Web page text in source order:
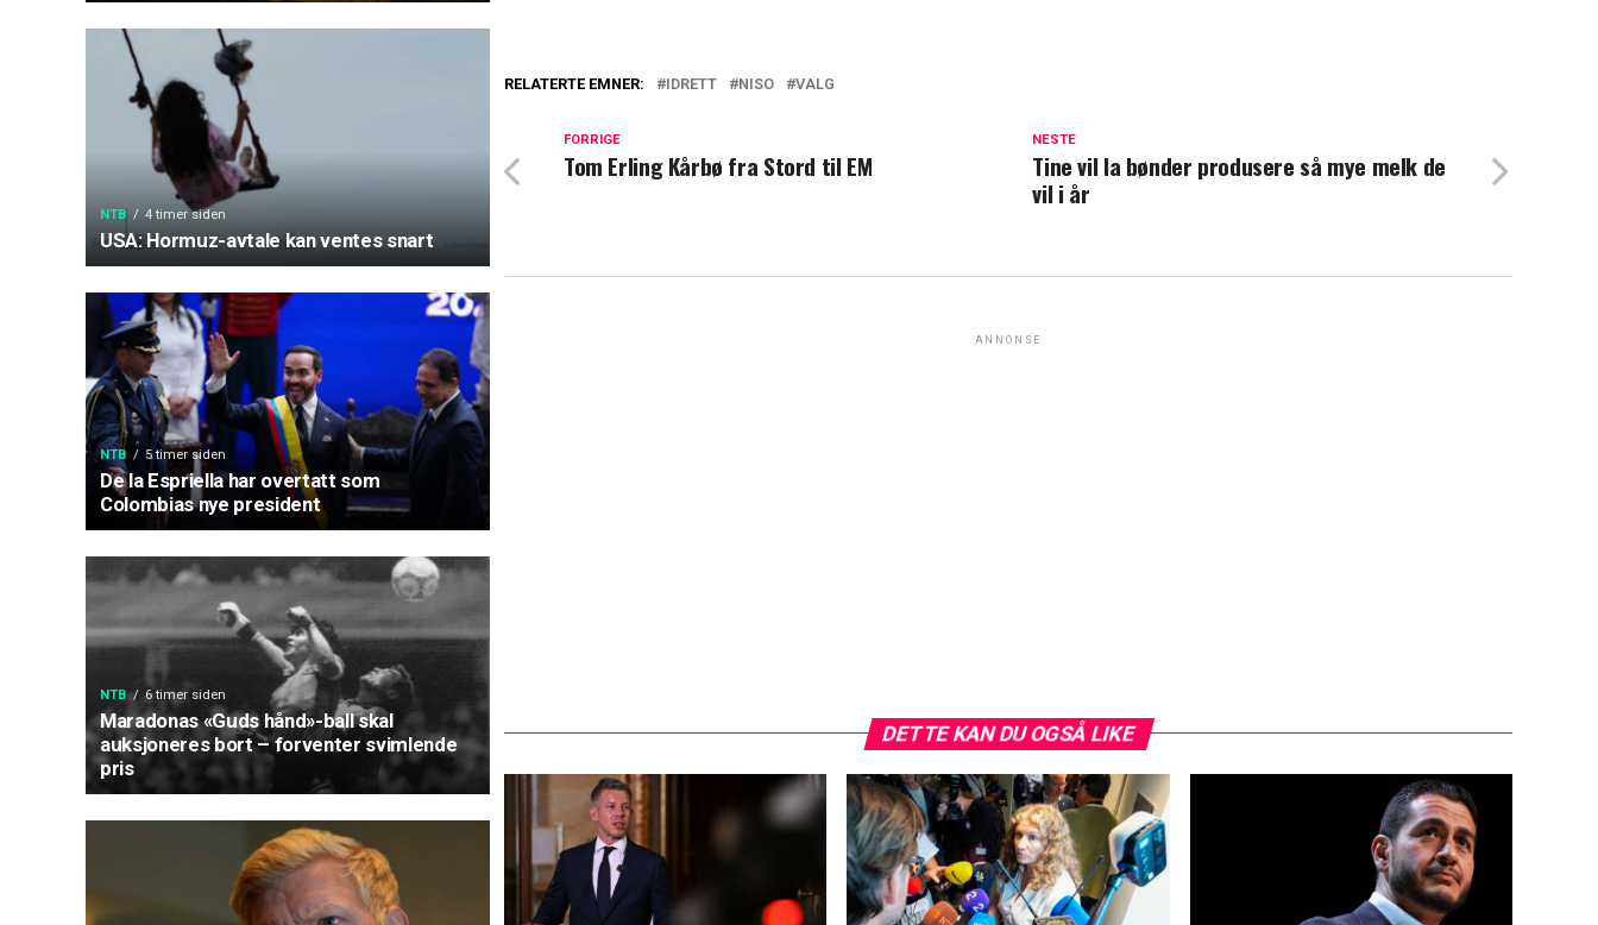
NTB 4 timer siden
USA: Hormuz-avtale kan ventes snart
NTB 5 timer siden
De la Espriella har overtatt som
Colombias nye president
NTB 6 timer siden
Maradonas «Guds hånd»-ball skal
auksjoneres bort – forventer svimlende
pris
RELATERTE EMNER: IDRETT NISO VALG
NESTE
Tine vil la bønder produsere så mye melk de
vil i år
FORRIGE
Tom Erling Kårbø fra Stord til EM
ANNONSE
DETTE KAN DU OGSÅ LIKE